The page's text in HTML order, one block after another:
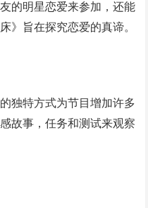
的明星恋爱来参加，还能
》旨在探究恋爱的真谛。
独特方式为节目增加许多
故事，任务和测试来观察